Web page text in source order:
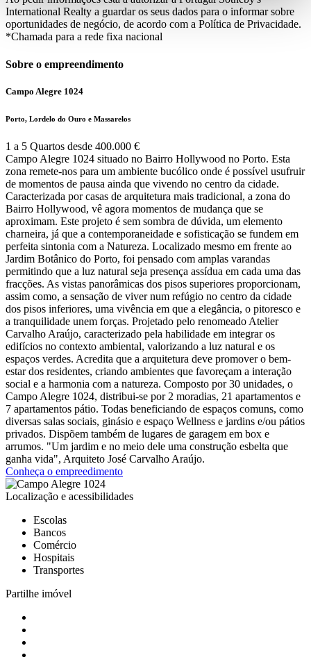
International Realty a guardar os seus dados para o informar sobre
oportunidades de negócio, de acordo com a Política de Privacidade.
*Chamada para a rede fixa nacional
Sobre o empreendimento
Campo Alegre 1024
Porto, Lordelo do Ouro e Massarelos
1 a 5 Quartos desde 400.000 €
Campo Alegre 1024 situado no Bairro Hollywood no Porto. Esta
zona remete-nos para um ambiente bucólico onde é possível usufruir
de momentos de pausa ainda que vivendo no centro da cidade.
Caracterizada por casas de arquitetura mais tradicional, a zona do
Bairro Hollywood, vê agora momentos de mudança que se
aproximam. Este projeto é sem sombra de dúvida, um elemento
charneira, já que a contemporaneidade e sofisticação se fundem em
perfeita sintonia com a Natureza. Localizado mesmo em frente ao
Jardim Botânico do Porto, foi pensado com amplas varandas
permitindo que a luz natural seja presença assídua em cada uma das
fracções. As vistas panorâmicas dos pisos superiores proporcionam,
assim como, a sensação de viver num refúgio no centro da cidade
dos pisos inferiores, uma vivência em que a elegância, o pitoresco e
a tranquilidade unem forças. Projetado pelo renomeado Atelier
Carvalho Araújo, caracterizado pela habilidade em integrar os
edifícios no contexto ambiental, valorizando a luz natural e os
espaços verdes. Acredita que a arquitetura deve promover o bem-
estar dos residentes, criando ambientes que favoreçam a interação
social e a harmonia com a natureza. Composto por 30 unidades, o
Campo Alegre 1024, distribui-se por 2 moradias, 21 apartamentos e
7 apartamentos pátio. Todas beneficiando de espaços comuns, como
diversas salas sociais, ginásio e espaço Wellness e jardins e/ou pátios
privados. Dispõem também de lugares de garagem em box e
arrumos. "Um jardim e no meio dele uma construção esbelta que
ganha vida", Arquiteto José Carvalho Araújo.
Conheça o empreedimento
Localização e acessibilidades
Escolas
Bancos
Comércio
Hospitais
Transportes
Partilhe imóvel